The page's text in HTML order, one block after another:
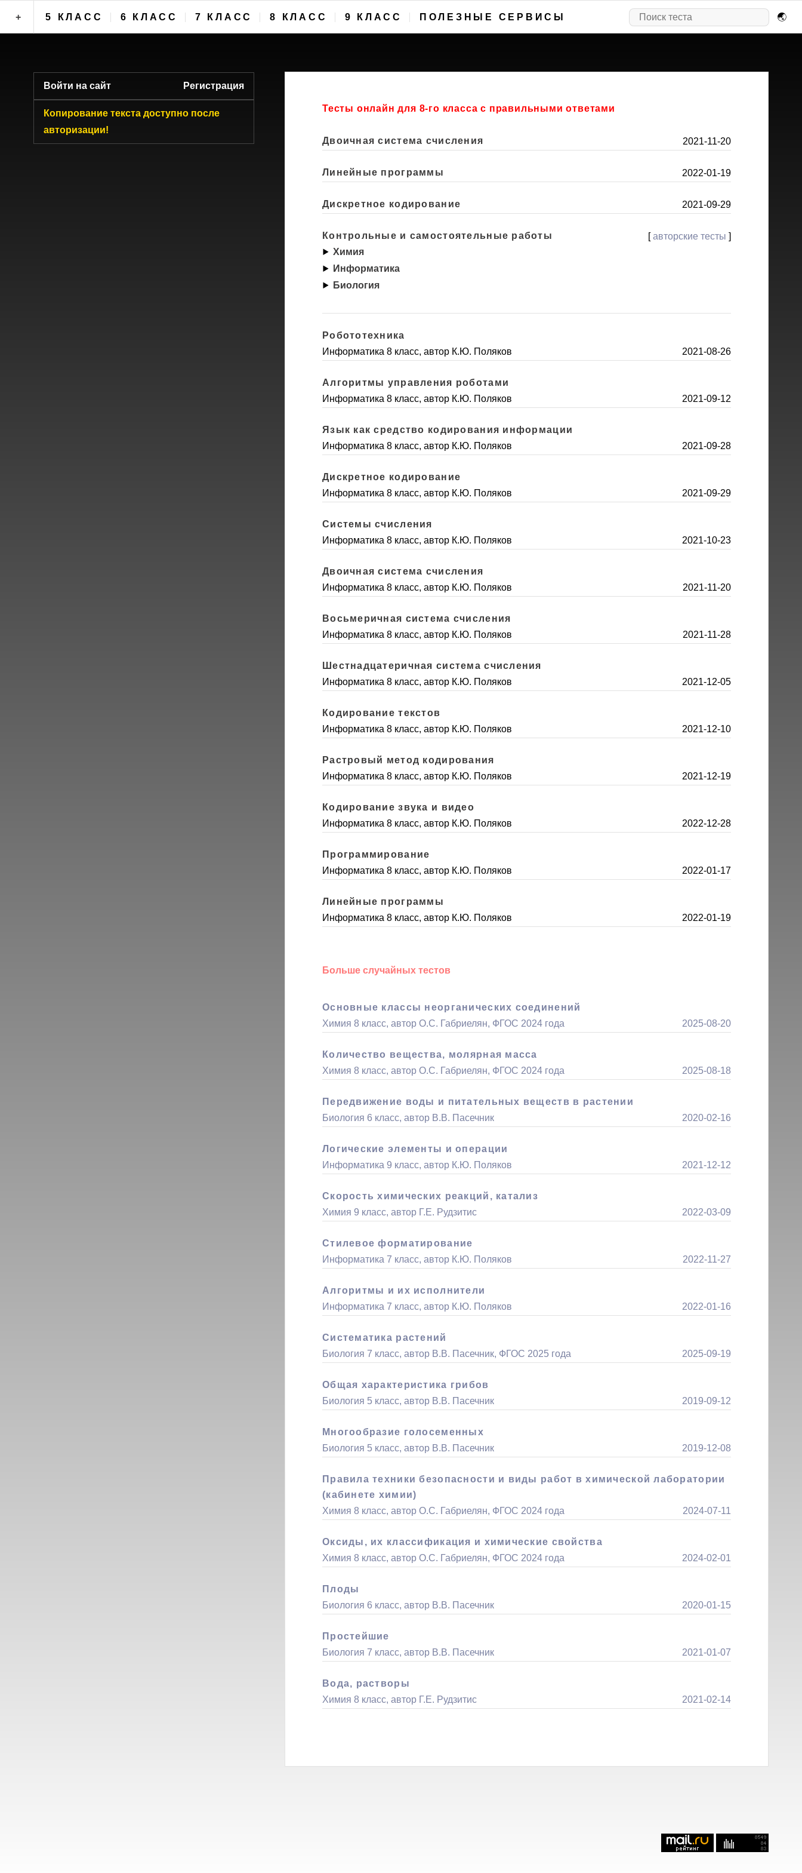
+ 5 КЛАСС 6 КЛАСС 7 КЛАСС 8 КЛАСС 9 КЛАСС ПОЛЕЗНЫЕ СЕРВИСЫ 🌏
Войти на сайт Регистрация
Копирование текста доступно после
авторизации!
Тесты онлайн для 8-го класса с правильными ответами
2021-11-20
Двоичная система счисления
2022-01-19
Линейные программы
2021-09-29
Дискретное кодирование
[авторские тесты ]
Контрольные и самостоятельные работы
Химия
Информатика
Биология
Робототехника
Информатика 8 класс, автор К.Ю. Поляков
2021-08-26
Алгоритмы управления роботами
Информатика 8 класс, автор К.Ю. Поляков
2021-09-12
Язык как средство кодирования информации
Информатика 8 класс, автор К.Ю. Поляков
2021-09-28
Дискретное кодирование
Информатика 8 класс, автор К.Ю. Поляков
2021-09-29
Системы счисления
Информатика 8 класс, автор К.Ю. Поляков
2021-10-23
Двоичная система счисления
Информатика 8 класс, автор К.Ю. Поляков
2021-11-20
Восьмеричная система счисления
Информатика 8 класс, автор К.Ю. Поляков
2021-11-28
Шестнадцатеричная система счисления
Информатика 8 класс, автор К.Ю. Поляков
2021-12-05
Кодирование текстов
Информатика 8 класс, автор К.Ю. Поляков
2021-12-10
Растровый метод кодирования
Информатика 8 класс, автор К.Ю. Поляков
2021-12-19
Кодирование звука и видео
Информатика 8 класс, автор К.Ю. Поляков
2022-12-28
Программирование
Информатика 8 класс, автор К.Ю. Поляков
2022-01-17
Линейные программы
Информатика 8 класс, автор К.Ю. Поляков
2022-01-19
Больше случайных тестов
Основные классы неорганических соединений
Химия 8 класс, автор О.С. Габриелян, ФГОС 2024 года
2025-08-20
Количество вещества, молярная масса
Химия 8 класс, автор О.С. Габриелян, ФГОС 2024 года
2025-08-18
Передвижение воды и питательных веществ в растении
Биология 6 класс, автор В.В. Пасечник
2020-02-16
Логические элементы и операции
Информатика 9 класс, автор К.Ю. Поляков
2021-12-12
Скорость химических реакций, катализ
Химия 9 класс, автор Г.Е. Рудзитис
2022-03-09
Стилевое форматирование
Информатика 7 класс, автор К.Ю. Поляков
2022-11-27
Алгоритмы и их исполнители
Информатика 7 класс, автор К.Ю. Поляков
2022-01-16
Систематика растений
Биология 7 класс, автор В.В. Пасечник, ФГОС 2025 года
2025-09-19
Общая характеристика грибов
Биология 5 класс, автор В.В. Пасечник
2019-09-12
Многообразие голосеменных
Биология 5 класс, автор В.В. Пасечник
2019-12-08
Правила техники безопасности и виды работ в химической лаборатории
(кабинете химии)
Химия 8 класс, автор О.С. Габриелян, ФГОС 2024 года
2024-07-11
Оксиды, их классификация и химические свойства
Химия 8 класс, автор О.С. Габриелян, ФГОС 2024 года
2024-02-01
Плоды
Биология 6 класс, автор В.В. Пасечник
2020-01-15
Простейшие
Биология 7 класс, автор В.В. Пасечник
2021-01-07
Вода, растворы
Химия 8 класс, автор Г.Е. Рудзитис
2021-02-14